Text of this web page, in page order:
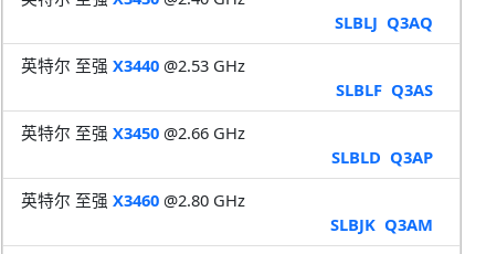
SLBLJ Q3AQ
英特尔 至强 X3440@2.53 GHz
SLBLF Q3AS
英特尔 至强 X3450@2.66 GHz
SLBLD Q3AP
英特尔 至强 X3460@2.80 GHz
SLBJK Q3AM